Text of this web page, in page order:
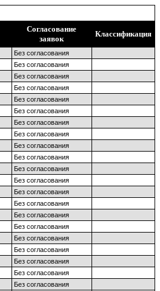
Согласование
заявок
Классификация
Без согласования
Без согласования
Без согласования
Без согласования
Без согласования
Без согласования
Без согласования
Без согласования
Без согласования
Без согласования
Без согласования
Без согласования
Без согласования
Без согласования
Без согласования
Без согласования
Без согласования
Без согласования
Без согласования
Без согласования
Без согласования